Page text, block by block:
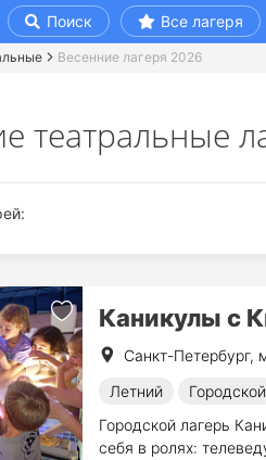
Поиск Все лагеря
Весенние лагеря 2026
театральные
Каникулы с
Санкт-Петербург,
Летний
Городской
Городской лагерь
себя в ролях: